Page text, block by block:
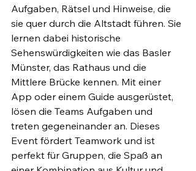
Aufgaben, Rätsel und Hinweise, die
sie quer durch die Altstadt führen. Sie
lernen dabei historische
Sehenswürdigkeiten wie das Basler
Münster, das Rathaus und die
Mittlere Brücke kennen. Mit einer
App oder einem Guide ausgerüstet,
lösen die Teams Aufgaben und
treten gegeneinander an. Dieses
Event fördert Teamwork und ist
perfekt für Gruppen, die Spaß an